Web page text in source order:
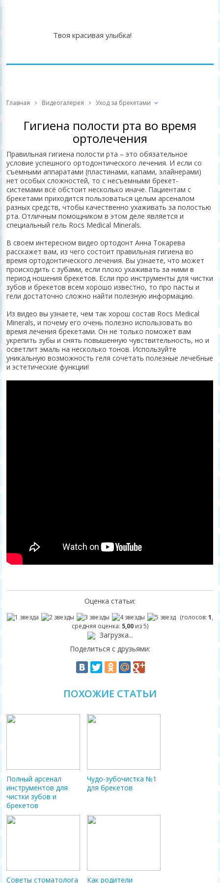
Твоя красивая улыбка!
Главная Видеогалерея Уход за брекетами
Гигиена полости рта во время
ортолечения
Правильная гигиена полости рта – это обязательное
условие успешного ортодонтического лечения. И если со
съемными аппаратами (пластинами, капами, элайнерами)
нет особых сложностей, то с несъемными брекет-
системами всё обстоит несколько иначе. Пациентам с
брекетами приходится пользоваться целым арсеналом
разных средств, чтобы качественно ухаживать за полостью
рта. Отличным помощником в этом деле является и
специальный гель Rocs Medical Minerals.
В своем интересном видео ортодонт Анна Токарева
расскажет вам, из чего состоит правильная гигиена во
время ортодонтического лечения. Вы узнаете, что может
происходить с зубами, если плохо ухаживать за ними в
период ношения брекетов. Если про инструменты для чистки
зубов и брекетов всем хорошо известно, то про пасты и
гели достаточно сложно найти полезную информацию.
Из видео вы узнаете, чем так хорош состав Rocs Medical
Minerals, и почему его очень полезно использовать во
время лечения брекетами. Он не только поможет вам
укрепить зубы и снять повышенную чувствительность, но и
осветлит эмаль на несколько тонов. Используйте
уникальную возможность геля сочетать полезные лечебные
и эстетические функции!
Оценка статьи:
(голосов: 1,
средняя оценка: 5,00 из 5)
Загрузка...
Поделиться с друзьями:
ПОХОЖИЕ СТАТЬИ
Полный арсенал
инструментов для
чистки зубов и
брекетов
Чудо-зубочистка №1
для брекетов
Советы стоматолога Как родители